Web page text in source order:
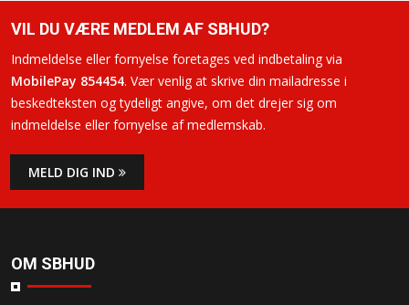
VIL DU VÆRE MEDLEM AF SBHUD?
Indmeldelse eller fornyelse foretages ved indbetaling via
MobilePay 854454. Vær venlig at skrive din mailadresse i
beskedteksten og tydeligt angive, om det drejer sig om
indmeldelse eller fornyelse af medlemskab.
MELD DIG IND
OM SBHUD